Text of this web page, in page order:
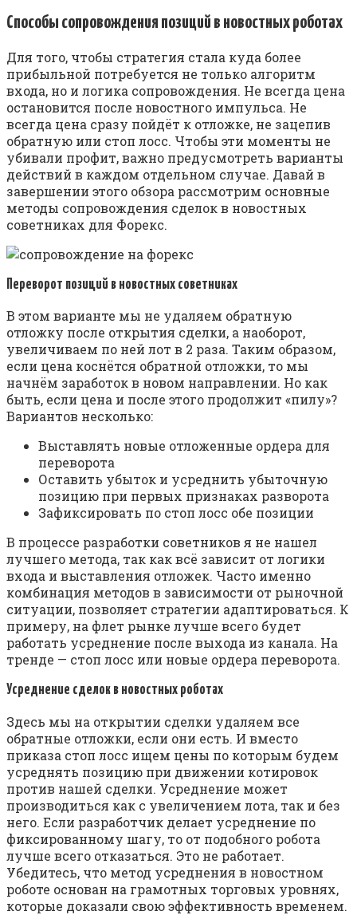
Способы сопровождения позиций в новостных роботах
Для того, чтобы стратегия стала куда более
прибыльной потребуется не только алгоритм
входа, но и логика сопровождения. Не всегда цена
остановится после новостного импульса. Не
всегда цена сразу пойдёт к отложке, не зацепив
обратную или стоп лосс. Чтобы эти моменты не
убивали профит, важно предусмотреть варианты
действий в каждом отдельном случае. Давай в
завершении этого обзора рассмотрим основные
методы сопровождения сделок в новостных
советниках для Форекс.
Переворот позиций в новостных советниках
В этом варианте мы не удаляем обратную
отложку после открытия сделки, а наоборот,
увеличиваем по ней лот в 2 раза. Таким образом,
если цена коснётся обратной отложки, то мы
начнём заработок в новом направлении. Но как
быть, если цена и после этого продолжит «пилу»?
Вариантов несколько:
Выставлять новые отложенные ордера для
переворота
Оставить убыток и усреднить убыточную
позицию при первых признаках разворота
Зафиксировать по стоп лосс обе позиции
В процессе разработки советников я не нашел
лучшего метода, так как всё зависит от логики
входа и выставления отложек. Часто именно
комбинация методов в зависимости от рыночной
ситуации, позволяет стратегии адаптироваться. К
примеру, на флет рынке лучше всего будет
работать усреднение после выхода из канала. На
тренде — стоп лосс или новые ордера переворота.
Усреднение сделок в новостных роботах
Здесь мы на открытии сделки удаляем все
обратные отложки, если они есть. И вместо
приказа стоп лосс ищем цены по которым будем
усреднять позицию при движении котировок
против нашей сделки. Усреднение может
производиться как с увеличением лота, так и без
него. Если разработчик делает усреднение по
фиксированному шагу, то от подобного робота
лучше всего отказаться. Это не работает.
Убедитесь, что метод усреднения в новостном
роботе основан на грамотных торговых уровнях,
которые доказали свою эффективность временем.